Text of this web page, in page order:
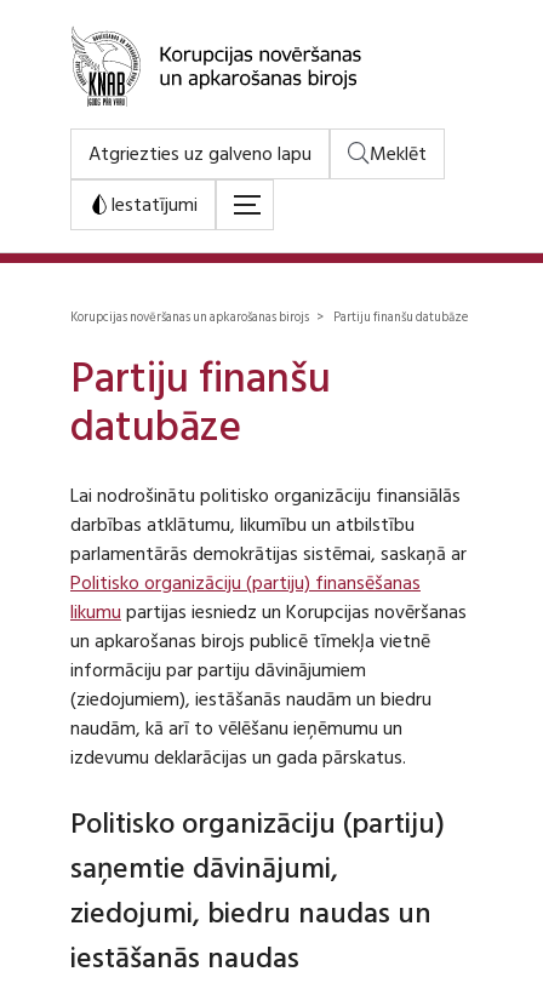
Atgriezties uz galveno lapu
Meklēt
Iestatījumi
Korupcijas novēršanas un apkarošanas birojs > Partiju finanšu datubāze
Partiju finanšu
datubāze
Lai nodrošinātu politisko organizāciju finansiālās
darbības atklātumu, likumību un atbilstību
parlamentārās demokrātijas sistēmai, saskaņā ar
Politisko organizāciju (partiju) finansēšanas
likumupartijas iesniedz un Korupcijas novēršanas
un apkarošanas birojs publicē tīmekļa vietnē
informāciju par partiju dāvinājumiem
(ziedojumiem), iestāšanās naudām un biedru
naudām, kā arī to vēlēšanu ieņēmumu un
izdevumu deklarācijas un gada pārskatus.
Politisko organizāciju (partiju)
saņemtie dāvinājumi,
ziedojumi, biedru naudas un
iestāšanās naudas